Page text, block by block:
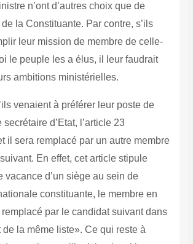
n’ont d’autres choix que de
la Constituante. Par contre, s’ils
leur mission de membre de celle-
le peuple les a élus, il leur faudrait
ambitions ministérielles.
venaient à préférer leur poste de
d’Etat, l’article 23
il sera remplacé par un autre membre
En effet, cet article stipule
vacance d’un siège au sein de
constituante, le membre en
par le candidat suivant dans
de la même liste». Ce qui reste à